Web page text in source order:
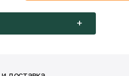
—75 990 ₽. Подробности уточняйте у